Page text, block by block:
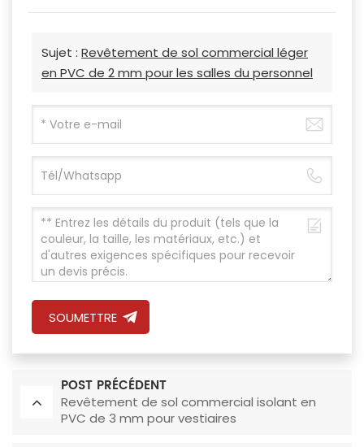
Sujet : Revêtement de sol commercial léger
en PVC de 2 mm pour les salles du personnel
SOUMETTRE
POST PRÉCÉDENT
Revêtement de sol commercial isolant en
PVC de 3 mm pour vestiaires